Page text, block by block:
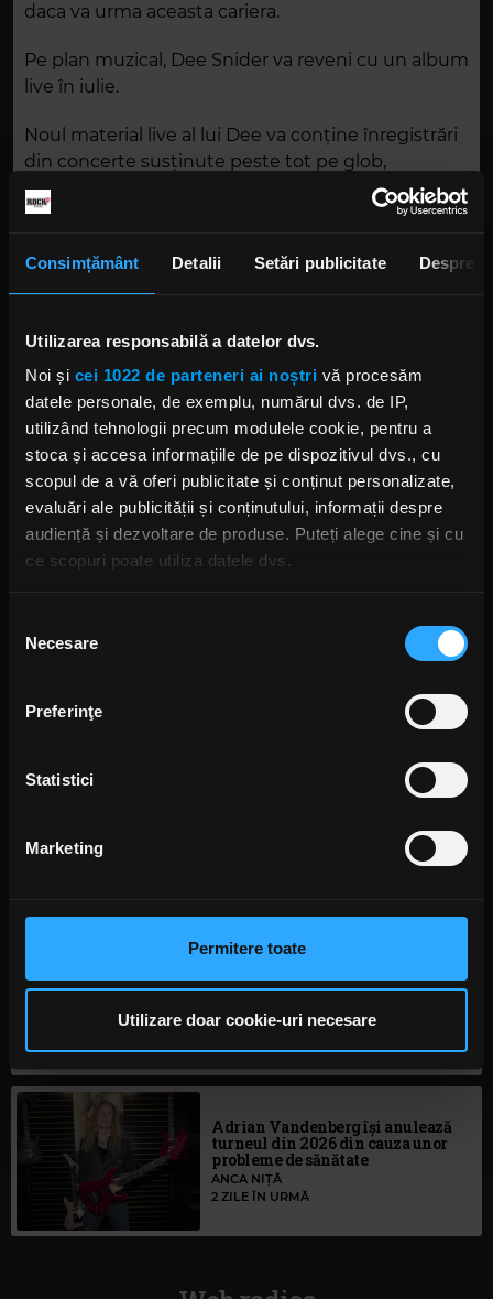
Consimțământ Detalii Setări publicitate Despre
Utilizarea responsabilă a datelor dvs.
Noi și cei 1022 de parteneri ai noștri vă procesăm
datele personale, de exemplu, numărul dvs. de IP,
utilizând tehnologii precum modulele cookie, pentru a
stoca și accesa informațiile de pe dispozitivul dvs., cu
scopul de a vă oferi publicitate și conținut personalizate,
evaluări ale publicității și conținutului, informații despre
audiență și dezvoltare de produse. Puteți alege cine și cu
ce scopuri poate utiliza datele dvs.
Să colectăm informațiile cu privire la locația dvs.
Să vă identificăm dispozitivul scanândul-l în mod
activ după caracteristici specifice (amprentare)
dvs. personale și configurați-vă preferințele la
secțiunea
anunțurile, pentru a oferi funcții de rețele sociale și pentru
a analiza traficul. De asemenea, le oferim partenerilor de
privire la modul în care folosiți site-ul nostru. Aceștia le
pot combina cu alte informații oferite de dvs. sau culese
în urma folosirii serviciilor lor. În cazul în care alegeți să
continuați să utilizați website-ul nostru, sunteți de acord
cu utilizarea modulelor noastre cookie.
consimțământului
Necesare
Preferinţe
Statistici
Marketing
Permitere toate
Utilizare doar cookie-uri necesare
daca va urma aceasta cariera.
Pe plan muzical, Dee Snider va reveni cu un album
live în iulie.
Noul material live al lui Dee va conține înregistrări
din concerte susținute peste tot pe glob,
materialul inclus fiind un mix de piese solo și
melodii lansate de artist alături de Twisted Sister,
Foto: Getty Images/ Guliver.
DEE SNIDER
Rock News
S-au deschis înscrierile pentru
Începe Brașov Jazz & Blues
16 ORE ÎN URMĂ
Adrian Vandenberg își anulează
turneul din 2026 din cauza unor
probleme de sănătate
ANCA NIȚĂ
2 ZILE ÎN URMĂ